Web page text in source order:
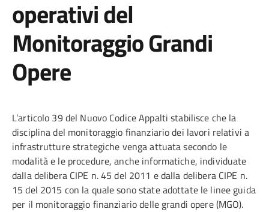
operativi del
Monitoraggio Grandi
Opere
L’articolo 39 del Nuovo Codice Appalti stabilisce che la
disciplina del monitoraggio finanziario dei lavori relativi a
infrastrutture strategiche venga attuata secondo le
modalità e le procedure, anche informatiche, individuate
dalla delibera CIPE n. 45 del 2011 e dalla delibera CIPE n.
15 del 2015 con la quale sono state adottate le linee guida
per il monitoraggio finanziario delle grandi opere (MGO).